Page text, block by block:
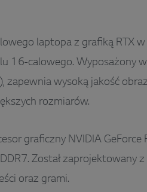
laptopa z grafiką RTX
16-calowego. Wyposażony
wysoką jakość
rozmiarów.
graficzny NVIDIA GeForce
Został zaprojektowany z
oraz grami.